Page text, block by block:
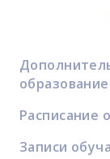
образование
Расписание
Записи